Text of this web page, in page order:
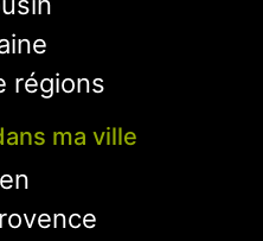
régions
ma ville